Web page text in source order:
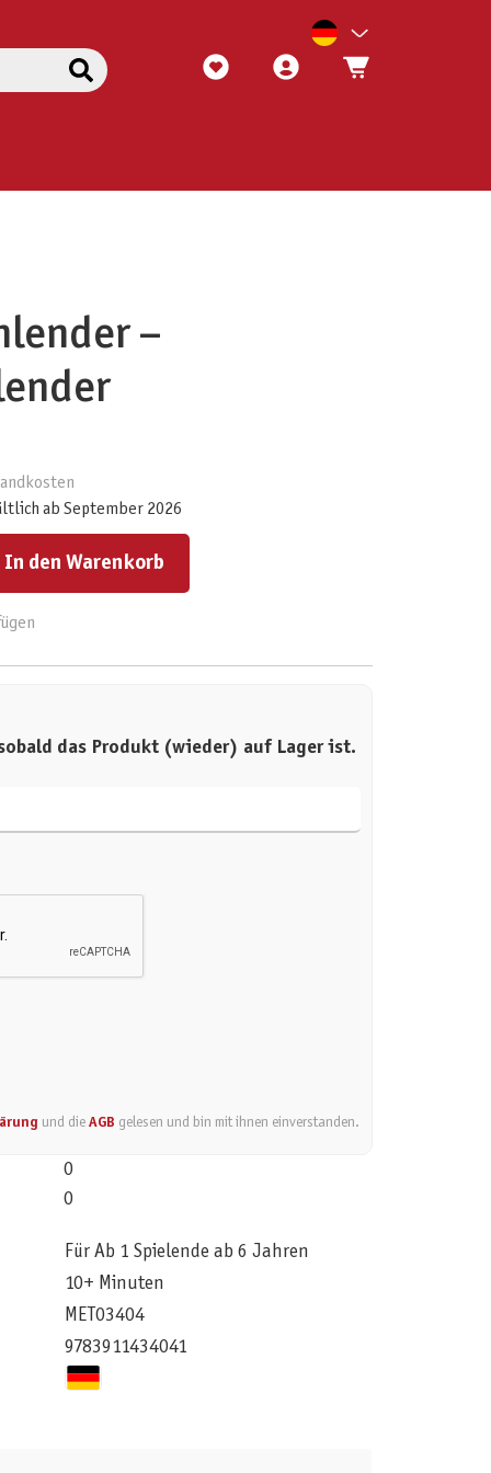
–
ab September 2026
ein oder benutze die Schaltflächen um die Anzahl zu erhöhen oder zu reduzieren.
In den Warenkorb
das Produkt (wieder) auf Lager ist.
und dieAGB gelesen und bin mit ihnen einverstanden.
0
0
Für Ab 1 Spielende ab 6 Jahren
10+ Minuten
MET03404
9783911434041